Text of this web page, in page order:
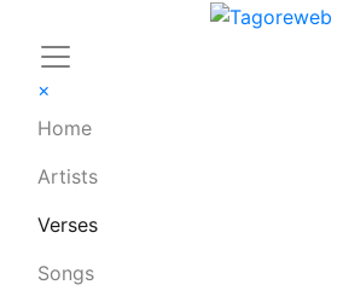
×
Home
Artists
Verses
Songs